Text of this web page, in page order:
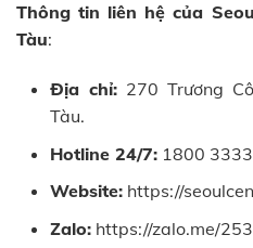
Thông tin liên hệ của
Tàu:
Địa chỉ:270 Trương
Tàu.
Hotline 24/7:1800 3333
Website:https://
Zalo:https://zalo.me/